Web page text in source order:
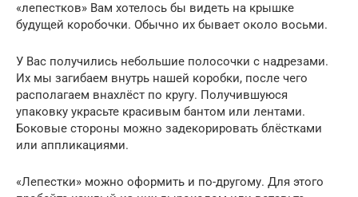
«лепестков» Вам хотелось бы видеть на крышке
будущей коробочки. Обычно их бывает около восьми.
У Вас получились небольшие полосочки с надрезами.
Их мы загибаем внутрь нашей коробки, после чего
располагаем внахлёст по кругу. Получившуюся
упаковку украсьте красивым бантом или лентами.
Боковые стороны можно задекорировать блёстками
или аппликациями.
«Лепестки» можно оформить и по-другому. Для этого